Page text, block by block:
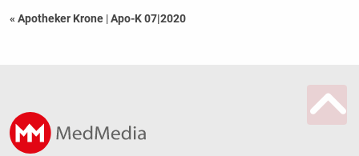
« Apotheker Krone |Apo-K 07|2020